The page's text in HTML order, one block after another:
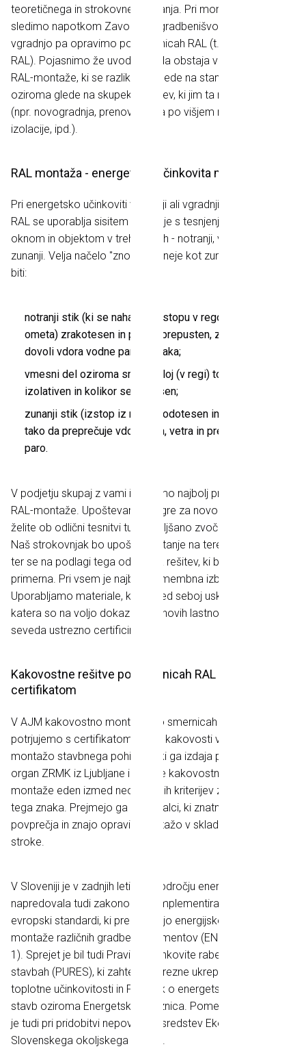
teoretičnega in strokovnega znanja. Pri montaži oken
sledimo napotkom Zavoda za gradbenišvo Ljubljana,
vgradnjo pa opravimo po smernicah RAL (t.i. standardu
RAL). Pojasnimo že uvodoma, da obstaja več različnih vrst
RAL-montaže, ki se razlikujejo glede na stanje na terenu
oziroma glede na skupek kriterijev, ki jim ta mora zadostiti
(npr. novogradnja, prenova, želja po višjem nivoju zvočne
izolacije, ipd.).
RAL montaža - energetsko učinkovita montaža
Pri energetsko učinkoviti vgradnji ali vgradnji po smernicah
RAL se uporablja sisitem vgradnje s tesnjenjem fuge med
oknom in objektom v treh ravneh - notranji, vmesni in
zunanji. Velja načelo "znotraj tesneje kot zunaj", zato mora
biti:
notranji stik (ki se nahaja na vstopu v rego; stik okvirja in
ometa) zrakotesen in paroneprepusten, zato da ne
dovoli vdora vodne pare in zraka;
vmesni del oziroma srednji sloj (v regi) toplotno
izolativen in kolikor se da tesen;
zunanji stik (izstop iz rege) vodotesen in paroprepusten,
tako da preprečuje vdor dežja, vetra in prepušča vodno
paro.
V podjetju skupaj z vami izberemo najbolj primeren način
RAL-montaže. Upoštevamo ali gre za novogradnjo, ali
želite ob odlični tesnitvi tudi izboljšano zvočno izolacijo, ipd.
Naš strokovnjak bo upošteval stanje na terenu in vaše želje
ter se na podlagi tega odločil za rešitev, ki bo najbolj
primerna. Pri vsem je najbolj pomembna izbira materialov.
Uporabljamo materiale, ki so med seboj usklajeni in za
katera so na voljo dokazila o njihovih lastnostih ter so
seveda ustrezno certificirani.
Kakovostne rešitve po smernicah RAL dokazane s
certifikatom
V AJM kakovostno montažo po smernicah RAL že leta
potrjujemo s certifikatom "Znak kakovosti v graditeljstvu za
montažo stavbnega pohištva", ki ga izdaja pooblaščeni
organ ZRMK iz Ljubljane in kjer je kakovostna izvedba RAL-
montaže eden izmed neobhodnih kriterijev za pridobitev
tega znaka. Prejmejo ga le izvajalci, ki znatno odstopajo od
povprečja in znajo opraviti montažo v skladu z vsemi pravili
stroke.
V Sloveniji je v zadnjih letih na področju energetske gradnje
napredovala tudi zakonodaja. Implementirani so bili
evropski standardi, ki predpisujejo energijsko varčne načine
montaže različnih gradbenih elementov (EN SIST 14 351-
1). Sprejet je bil tudi Pravilnik učinkovite rabe energije v
stavbah (PURES), ki zahteva ustrezne ukrepe za izboljšanje
toplotne učinkovitosti in Pravilnik o energetskih izkazih
stavb oziroma Energetska izkaznica. Pomemben pogoj pa
je tudi pri pridobitvi nepovratnih sredstev Eko sklada -
Slovenskega okoljskega sklada.